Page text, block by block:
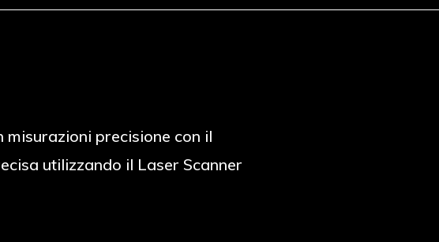
precisione con il
utilizzando il Laser Scanner